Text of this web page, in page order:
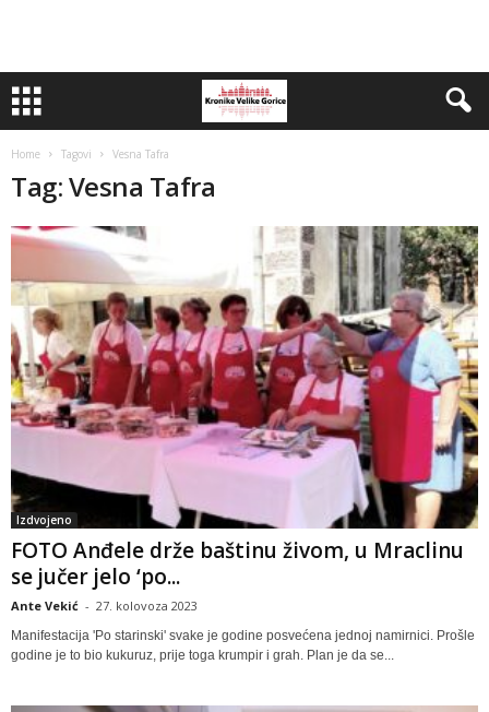
Home Tagovi Vesna Tafra
Tag: Vesna Tafra
Izdvojeno
FOTO Anđele drže baštinu živom, u Mraclinu
se jučer jelo ‘po...
Ante Vekić - 27. kolovoza 2023
Manifestacija 'Po starinski' svake je godine posvećena jednoj namirnici. Prošle
godine je to bio kukuruz, prije toga krumpir i grah. Plan je da se...